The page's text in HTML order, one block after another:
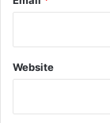
Website